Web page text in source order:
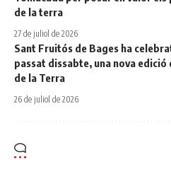
de la terra
27 de juliol de 2026
Sant Fruitós de Bages ha
passat dissabte, una nova edició
de la Terra
26 de juliol de 2026